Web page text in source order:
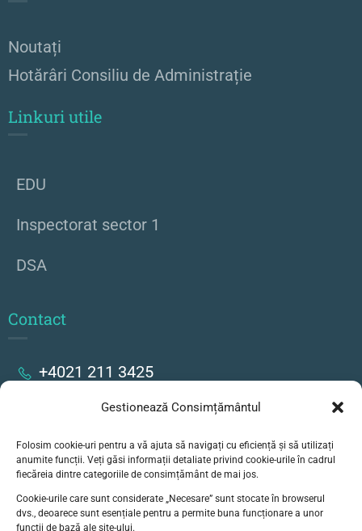
Gestionează Consimțământul
Folosim cookie-uri pentru a vă ajuta să navigați cu eficiență și să utilizați
anumite funcții. Veți găsi informații detaliate privind cookie-urile în cadrul
fiecăreia dintre categoriile de consimțământ de mai jos.
Cookie-urile care sunt considerate „Necesare” sunt stocate în browserul
dvs., deoarece sunt esențiale pentru a permite buna funcționare a unor
funcții de bază ale site-ului.
Noutați
Hotărâri Consiliu de Administrație
Linkuri utile
EDU
Inspectorat sector 1
DSA
Contact
+4021 211 3425
Strada Stanislav Cihoschi 17, București
secretariat@colegiulgoethe.ro